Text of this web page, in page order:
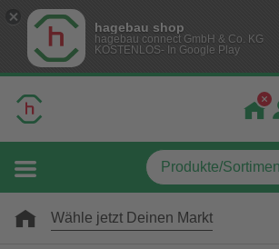
hagebau shop
hagebau connect GmbH & Co. KG
KOSTENLOS- In Google Play
Wähle jetzt Deinen Markt